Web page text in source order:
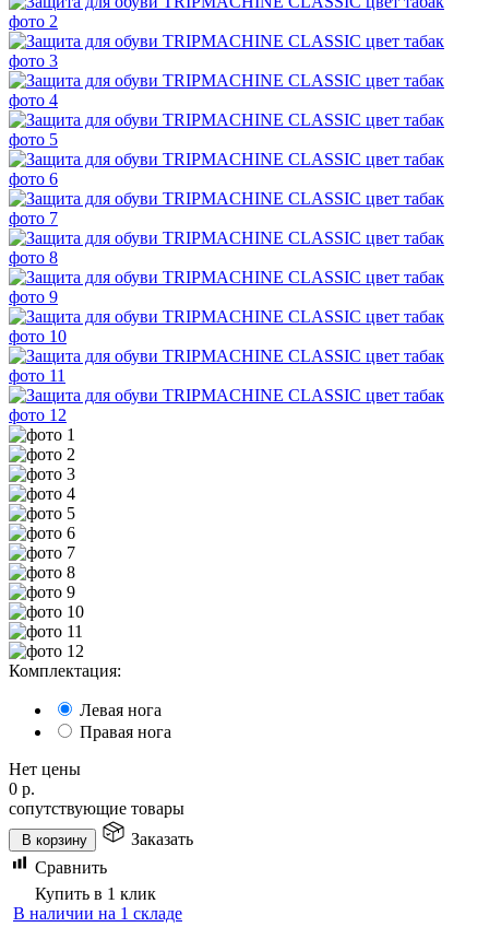
Комплектация:
Левая нога
Правая нога
Нет цены
0 р.
сопутствующие товары
В корзину
Заказать
Сравнить
Купить в 1 клик
В наличии на 1 складе